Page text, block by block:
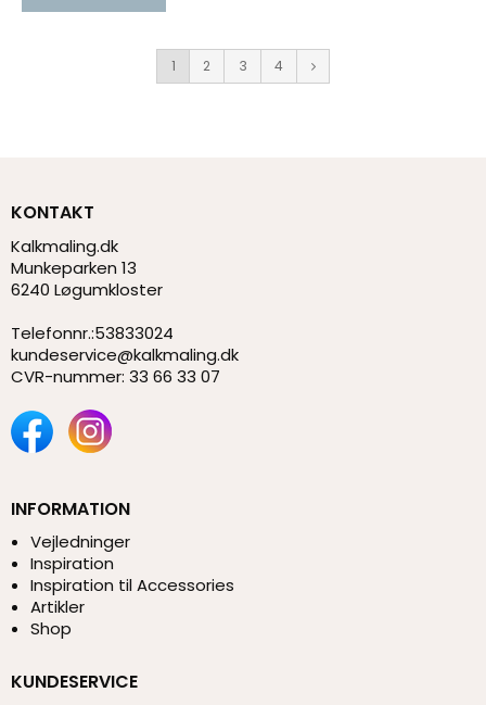
1 2 3 4
KONTAKT
Kalkmaling.dk
Munkeparken 13
6240 Løgumkloster
Telefonnr.:53833024
kundeservice@kalkmaling.dk
CVR-nummer: 33 66 33 07
INFORMATION
Vejledninger
Inspiration
Inspiration til Accessories
Artikler
Shop
KUNDESERVICE